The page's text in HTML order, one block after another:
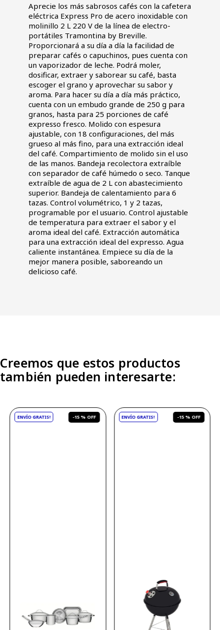
Aprecie los más sabrosos cafés con la cafetera
eléctrica Express Pro de acero inoxidable con
molinillo 2 L 220 V de la línea de electro-
portátiles Tramontina by Breville.
Proporcionará a su día a día la facilidad de
preparar cafés o capuchinos, pues cuenta con
un vaporizador de leche. Podrá moler,
dosificar, extraer y saborear su café, basta
escoger el grano y aprovechar su sabor y
aroma. Para hacer su día a día más práctico,
cuenta con un embudo grande de 250 g para
granos, hasta para 25 porciones de café
expresso fresco. Molido con espesura
ajustable, con 18 configuraciones, del más
grueso al más fino, para una extracción ideal
del café. Compartimiento de molido sin el uso
de las manos. Bandeja recolectora extraíble
con separador de café húmedo o seco. Tanque
extraíble de agua de 2 L con abastecimiento
superior. Bandeja de calentamiento para 6
tazas. Control volumétrico, 1 y 2 tazas,
programable por el usuario. Control ajustable
de temperatura para extraer el sabor y el
aroma ideal del café. Extracción automática
para una extracción ideal del expresso. Agua
caliente instantánea. Empiece su día de la
mejor manera posible, saboreando un
delicioso café.
Creemos que estos productos
también pueden interesarte:
-15 % -15 %